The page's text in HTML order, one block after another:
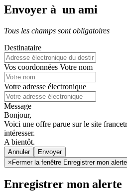
Envoyer à un ami
Tous les champs sont obligatoires
Destinataire
Vos coordonnées Votre nom
Votre adresse électronique
Message
Bonjour,
Voici une offre parue sur le site
intéresser.
A bientôt.
Annuler
× Fermer la fenêtre Enregistrer mon alerte
Enregistrer mon alerte